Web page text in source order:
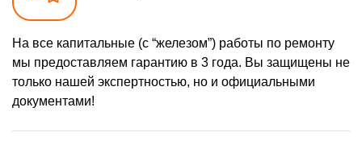
На все капитальные (с “железом”) работы по ремонту
мы предоставляем гарантию в 3 года. Вы защищены не
только нашей экспертностью, но и официальными
документами!